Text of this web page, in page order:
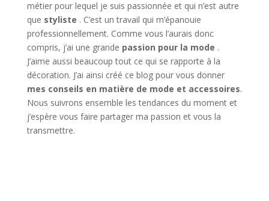
métier pour lequel je suis passionnée et qui n’est autre
que styliste . C’est un travail qui m’épanouie
professionnellement. Comme vous l’aurais donc
compris, j’ai une grande passion pour la mode .
J’aime aussi beaucoup tout ce qui se rapporte à la
décoration. J’ai ainsi créé ce blog pour vous donner
mes conseils en matière de mode et accessoires.
Nous suivrons ensemble les tendances du moment et
j’espère vous faire partager ma passion et vous la
transmettre.